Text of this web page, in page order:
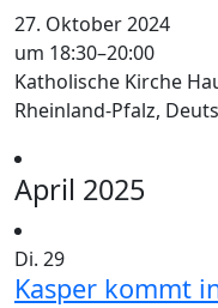
27. Oktober 2024
um 18:30–20:00
Katholische Kirche
Rheinland-Pfalz,
April 2025
Di. 29
Kasper kommt